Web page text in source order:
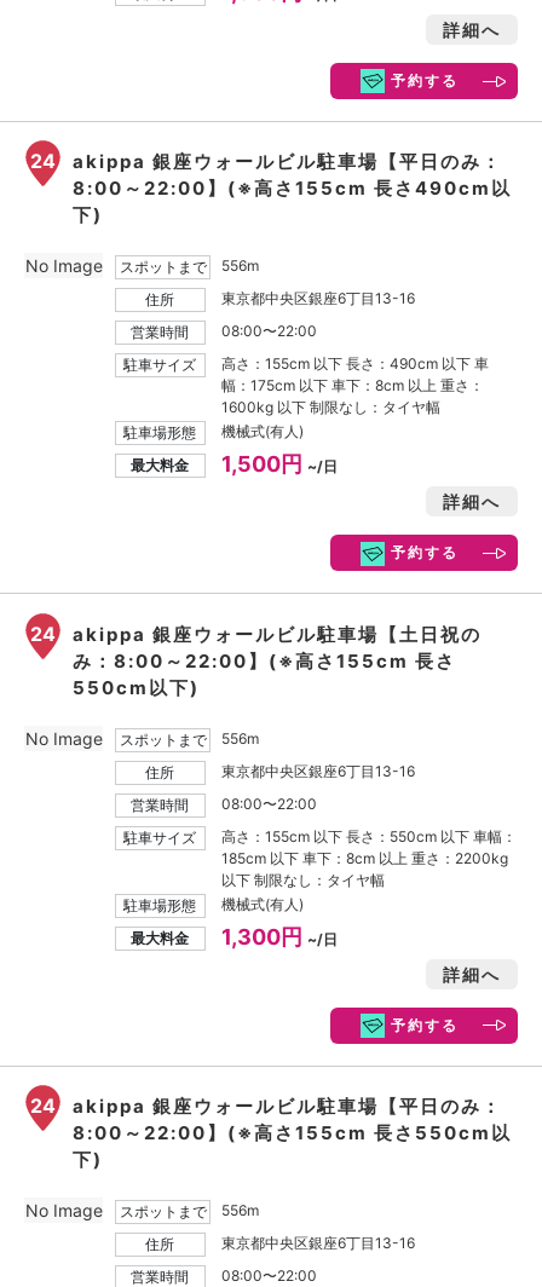
詳細へ
予約する
24
akippa 銀座ウォールビル駐車場【平日のみ：
8:00～22:00】(※高さ155cm 長さ490cm以
下)
スポットまで
556m
住所
東京都中央区銀座6丁目13-16
営業時間
08:00〜22:00
駐車サイズ
高さ：155cm 以下 長さ：490cm 以下 車
幅：175cm 以下 車下：8cm 以上 重さ：
1600kg 以下 制限なし：タイヤ幅
駐車場形態
機械式(有人)
最大料金
1,500円 ~/日
詳細へ
予約する
No Image
24
akippa 銀座ウォールビル駐車場【土日祝の
み：8:00～22:00】(※高さ155cm 長さ
550cm以下)
スポットまで
556m
住所
東京都中央区銀座6丁目13-16
営業時間
08:00〜22:00
駐車サイズ
高さ：155cm 以下 長さ：550cm 以下 車幅：
185cm 以下 車下：8cm 以上 重さ：2200kg
以下 制限なし：タイヤ幅
駐車場形態
機械式(有人)
最大料金
1,300円 ~/日
詳細へ
予約する
No Image
24
akippa 銀座ウォールビル駐車場【平日のみ：
8:00～22:00】(※高さ155cm 長さ550cm以
下)
スポットまで
556m
住所
東京都中央区銀座6丁目13-16
営業時間
08:00〜22:00
No Image